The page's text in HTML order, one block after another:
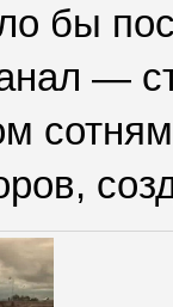
бы
—